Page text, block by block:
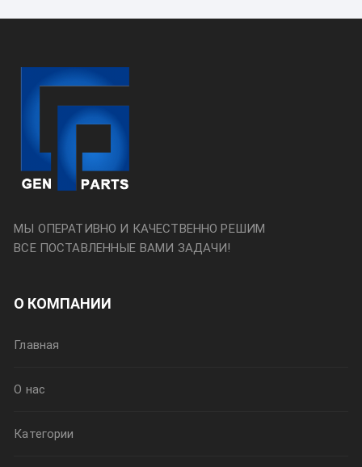
МЫ ОПЕРАТИВНО И КАЧЕСТВЕННО РЕШИМ
ВСЕ ПОСТАВЛЕННЫЕ ВАМИ ЗАДАЧИ!
О КОМПАНИИ
Главная
О нас
Категории